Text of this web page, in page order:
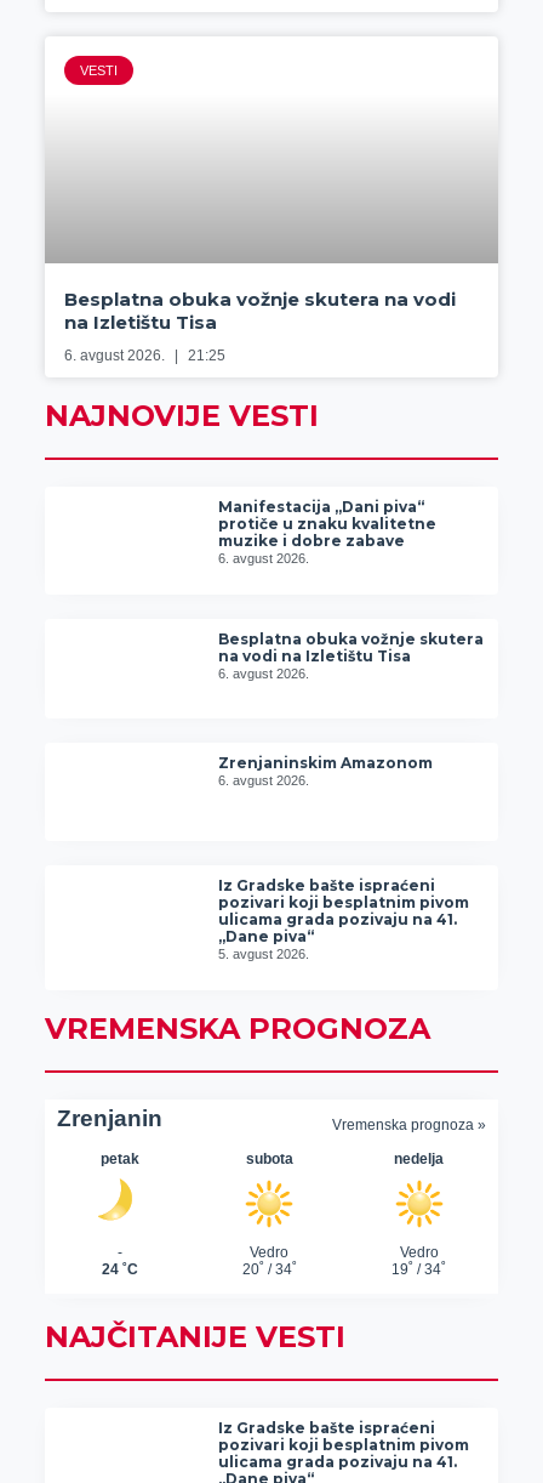
VESTI
Besplatna obuka vožnje skutera na vodi
na Izletištu Tisa
6. avgust 2026. 21:25
NAJNOVIJE VESTI
Manifestacija „Dani piva“
protiče u znaku kvalitetne
muzike i dobre zabave
6. avgust 2026.
Besplatna obuka vožnje skutera
na vodi na Izletištu Tisa
6. avgust 2026.
Zrenjaninskim Amazonom
6. avgust 2026.
Iz Gradske bašte ispraćeni
pozivari koji besplatnim pivom
ulicama grada pozivaju na 41.
„Dane piva“
5. avgust 2026.
VREMENSKA PROGNOZA
NAJČITANIJE VESTI
Iz Gradske bašte ispraćeni
pozivari koji besplatnim pivom
ulicama grada pozivaju na 41.
„Dane piva“